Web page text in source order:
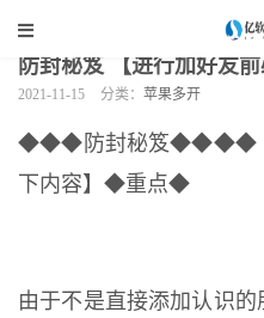
当前位置： 手机软件
防封秘笈 【进行加好友前
2021-11-15 分类： 苹果多开
◆◆◆防封秘笈◆◆◆◆【
下内容】◆重点◆
由于不是直接添加认识